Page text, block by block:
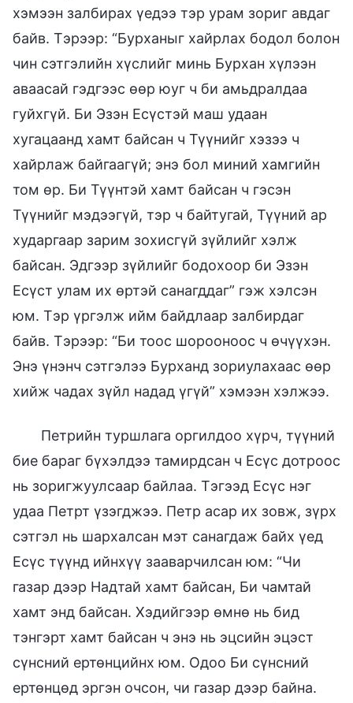
хэмээн залбирах үедээ тэр урам зориг авдаг
байв. Тэрээр: “Бурханыг хайрлах бодол болон
чин сэтгэлийн хүслийг минь Бурхан хүлээн
аваасай гэдгээс өөр юуг ч би амьдралдаа
гуйхгүй. Би Эзэн Есүстэй маш удаан
хугацаанд хамт байсан ч Түүнийг хэзээ ч
хайрлаж байгаагүй; энэ бол миний хамгийн
том өр. Би Түүнтэй хамт байсан ч гэсэн
Түүнийг мэдээгүй, тэр ч байтугай, Түүний ар
хударгаар зарим зохисгүй зүйлийг хэлж
байсан. Эдгээр зүйлийг бодохоор би Эзэн
Есүст улам их өртэй санагддаг” гэж хэлсэн
юм. Тэр үргэлж ийм байдлаар залбирдаг
байв. Тэрээр: “Би тоос шорооноос ч өчүүхэн.
Энэ үнэнч сэтгэлээ Бурханд зориулахаас өөр
хийж чадах зүйл надад үгүй” хэмээн хэлжээ.
Петрийн туршлага оргилдоо хүрч, түүний
бие бараг бүхэлдээ тамирдсан ч Есүс дотроос
нь зоригжуулсаар байлаа. Тэгээд Есүс нэг
удаа Петрт үзэгджээ. Петр асар их зовж, зүрх
сэтгэл нь шархалсан мэт санагдаж байх үед
Есүс түүнд ийнхүү зааварчилсан юм: “Чи
газар дээр Надтай хамт байсан, Би чамтай
хамт энд байсан. Хэдийгээр өмнө нь бид
тэнгэрт хамт байсан ч энэ нь эцсийн эцэст
сүнсний ертөнцийнх юм. Одоо Би сүнсний
ертөнцөд эргэн очсон, чи газар дээр байна.